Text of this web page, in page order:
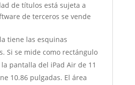
de títulos está sujeta a
de terceros se vende
tiene las esquinas
Si se mide como rectángulo
pantalla del iPad Air de 11
10.86 pulgadas. El área